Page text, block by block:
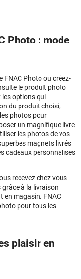
Photo : mode
FNAC Photo ou créez-
le produit photo
les options qui
du produit choisi,
photos pour
un magnifique livre
les photos de vos
magnets livrés
cadeaux personnalisés
recevez chez vous
à la livraison
en magasin. FNAC
pour tous les
plaisir en